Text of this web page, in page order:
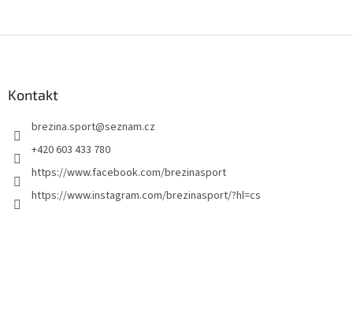
Kontakt
brezina.sport@seznam.cz
+420 603 433 780
https://www.facebook.com/brezinasport
https://www.instagram.com/brezinasport/?hl=cs